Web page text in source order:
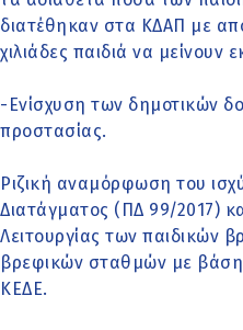
διατέθηκαν στα ΚΔΑΠ με
χιλιάδες παιδιά να μείνουν
-Ενίσχυση των δημοτικών
προστασίας.
Ριζική αναμόρφωση του
Διατάγματος (ΠΔ 99/2017)
Λειτουργίας των παιδικών
βρεφικών σταθμών με βάση
ΚΕΔΕ.